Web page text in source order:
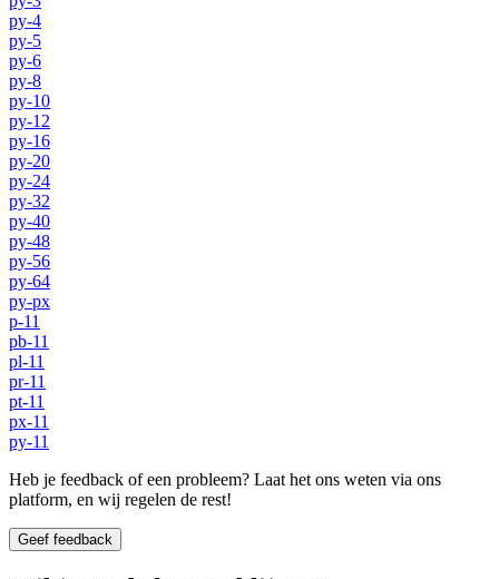
py-4
py-5
py-6
py-8
py-10
py-12
py-16
py-20
py-24
py-32
py-40
py-48
py-56
py-64
py-px
p-11
pb-11
pl-11
pr-11
pt-11
px-11
py-11
Heb je feedback of een probleem? Laat het ons weten via ons
platform, en wij regelen de rest!
Geef feedback